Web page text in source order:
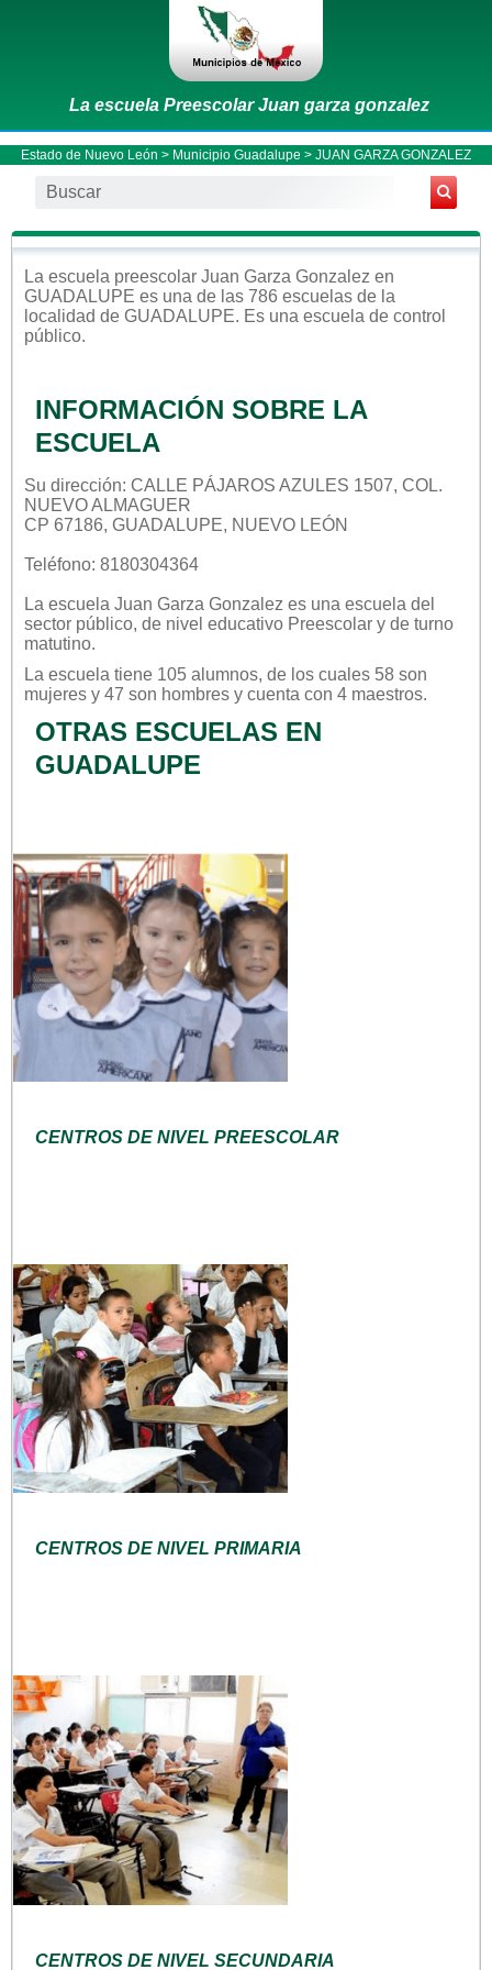
La escuela Preescolar Juan garza gonzalez
Estado de Nuevo León > Municipio Guadalupe > JUAN GARZA GONZALEZ
La escuela preescolar Juan Garza Gonzalez en
GUADALUPE es una de las 786 escuelas de la
localidad de GUADALUPE. Es una escuela de control
público.
INFORMACIÓN SOBRE LA
ESCUELA
Su dirección: CALLE PÁJAROS AZULES 1507, COL.
NUEVO ALMAGUER
CP 67186, GUADALUPE, NUEVO LEÓN
Teléfono: 8180304364
La escuela Juan Garza Gonzalez es una escuela del
sector público, de nivel educativo Preescolar y de turno
matutino.
La escuela tiene 105 alumnos, de los cuales 58 son
mujeres y 47 son hombres y cuenta con 4 maestros.
OTRAS ESCUELAS EN
GUADALUPE
CENTROS DE NIVEL PREESCOLAR
CENTROS DE NIVEL PRIMARIA
CENTROS DE NIVEL SECUNDARIA